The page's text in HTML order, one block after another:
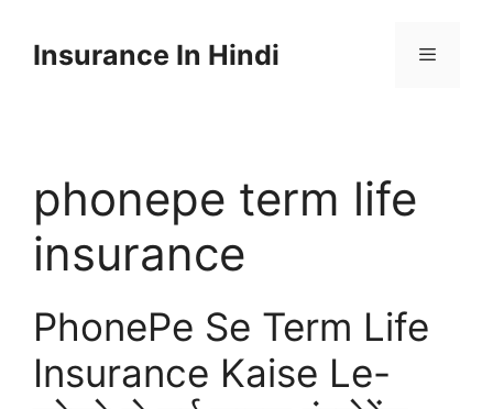
contentInsurance In Hindi
phonepe term life
insurance
PhonePe Se Term Life
Insurance Kaise Le-